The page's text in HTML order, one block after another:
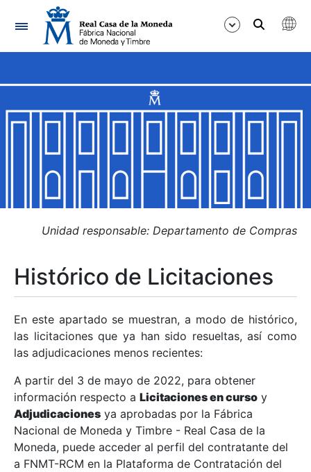
Navegación
Mostrar/Ocultar
Mostrar/Ocultar
Mostrar/Ocultar
Mostrar/Ocultar
Mostrar/Ocultar
Mostrar/Ocultar
Unidad responsable: Departamento de Compras
Histórico de Licitaciones
En este apartado se muestran, a modo de histórico,
las licitaciones que ya han sido resueltas, así como
las adjudicaciones menos recientes:
A partir del 3 de mayo de 2022, para obtener
información respecto a Licitaciones en curso y
Adjudicaciones ya aprobadas por la Fábrica
Nacional de Moneda y Timbre - Real Casa de la
Moneda, puede acceder al perfil del contratante del
a FNMT-RCM en la Plataforma de Contratación del